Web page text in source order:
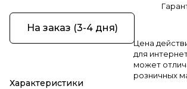
На заказ (3-4 дня)
Характеристики
Цена
для
может
розничных